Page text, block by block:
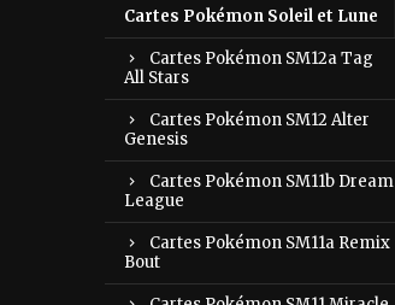
Cartes Pokémon Soleil et Lune
Cartes Pokémon SM12a Tag
All Stars
Cartes Pokémon SM12 Alter
Genesis
Cartes Pokémon SM11b Dream
League
Cartes Pokémon SM11a Remix
Bout